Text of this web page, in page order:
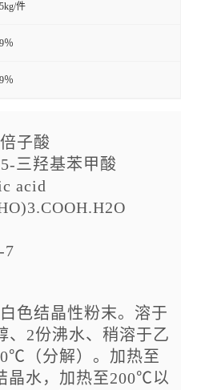
件
％
％
子酸
三羟基苯甲酸
acid
7
色结晶性粉末。溶于
、2份沸水、稍溶于乙
（分解）。加热至
晶水，加热至200℃以